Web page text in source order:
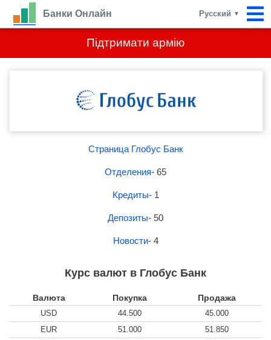
Підтримати армію
Банки Онлайн Русский ▼
Страница Глобус Банк
Отделения- 65
Кредиты- 1
Депозиты- 50
Новости- 4
Курс валют в Глобус Банк
Валюта Покупка Продажа
USD 44.500
45.000
EUR
51.000
51.850